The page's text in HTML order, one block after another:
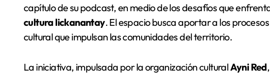
capítulo de su podcast, en medio de los desafíos que
cultura lickanantay. El espacio busca aportar a los
cultural que impulsan las comunidades del territorio.
La iniciativa, impulsada por la organización culturalAyni Red